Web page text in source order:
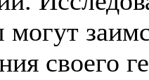
могут
своего